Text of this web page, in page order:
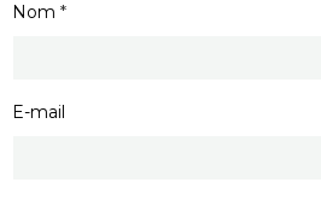
Nom
E-mail